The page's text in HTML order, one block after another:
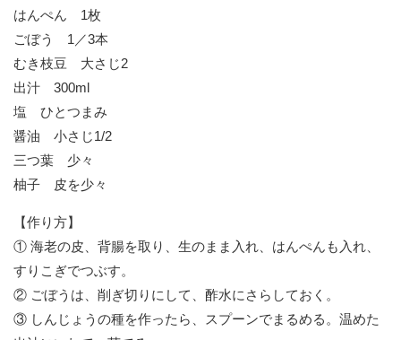
はんぺん 1枚
ごぼう 1／3本
むき枝豆 大さじ2
出汁 300ml
塩 ひとつまみ
醤油 小さじ1/2
三つ葉 少々
柚子 皮を少々
【作り方】
① 海老の皮、背腸を取り、生のまま入れ、はんぺんも入れ、
すりこぎでつぶす。
② ごぼうは、削ぎ切りにして、酢水にさらしておく。
③ しんじょうの種を作ったら、スプーンでまるめる。温めた